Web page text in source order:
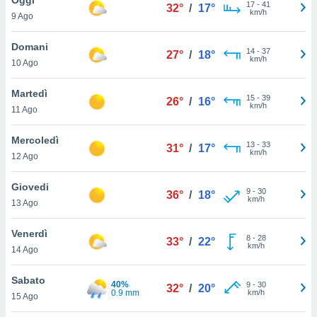
è
al sito
di
ci
di
il
un
la
nella
9 Ago
32° / 17° 17- 41
km/h
Domani
10 Ago
27° / 18° 14- 37
km/h
Martedì
11 Ago
26° / 16° 15- 39
km/h
Mercoledì
12 Ago
31° / 17° 13- 33
km/h
Giovedi
13 Ago
36° / 18° 9- 30
km/h
Venerdì
14 Ago
33° / 22° 8- 28
km/h
Sabato
15 Ago
40%
0.9 mm
32° / 20° 9- 30
km/h